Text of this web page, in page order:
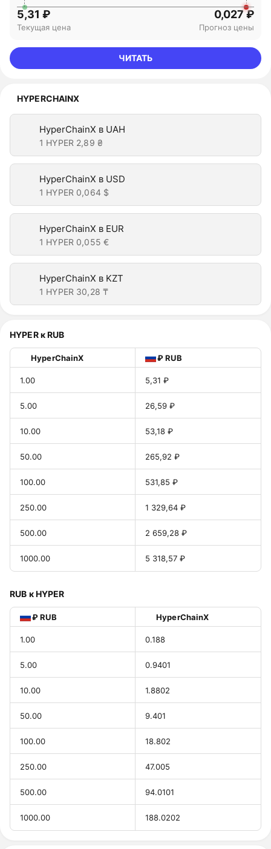
5,31 ₽
Текущая цена
0,027 ₽
Прогноз цены
ЧИТАТЬ
HYPERCHAINX
HyperChainX в UAH
1 HYPER 2,89 ₴
HyperChainX в USD
1 HYPER 0,064 $
HyperChainX в EUR
1 HYPER 0,055 €
HyperChainX в KZT
1 HYPER 30,28 ₸
HYPER к RUB
HyperChainX ₽ RUB
1.00 5,31 ₽
5.00 26,59 ₽
10.00 53,18 ₽
50.00 265,92 ₽
100.00 531,85 ₽
250.00 1 329,64 ₽
500.00 2 659,28 ₽
1000.00 5 318,57 ₽
RUB к HYPER
₽ RUB HyperChainX
1.00 0.188
5.00 0.9401
10.00 1.8802
50.00 9.401
100.00 18.802
250.00 47.005
500.00 94.0101
1000.00 188.0202